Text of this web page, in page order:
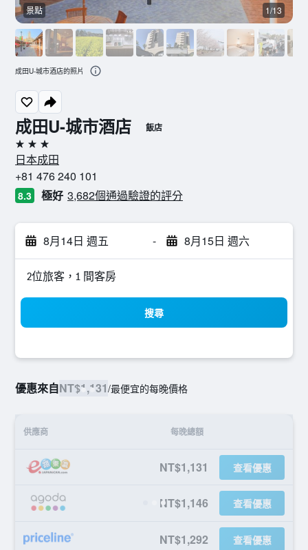
成田U-城市酒店 飯店
3星級
日本成田
+81 476 240 101
8.3 極好 3,682個通過驗證的評分
8月14日 週五 - 8月15日 週六
2位旅客，1 間客房
搜尋
優惠來自NT$1,131/最便宜的每晚價格
供應商 每晚總額
NT$1,131 查看優惠
NT$1,146 查看優惠
NT$1,292 查看優惠
景點 1/13
成田U-城市酒店的照片